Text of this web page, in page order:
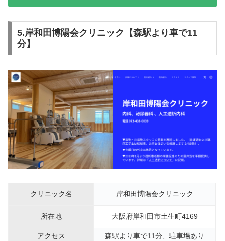
5.岸和田博陽会クリニック【森駅より車で11
分】
クリニック名 岸和田博陽会クリニック
所在地 大阪府岸和田市土生町4169
アクセス 森駅より車で11分、駐車場あり